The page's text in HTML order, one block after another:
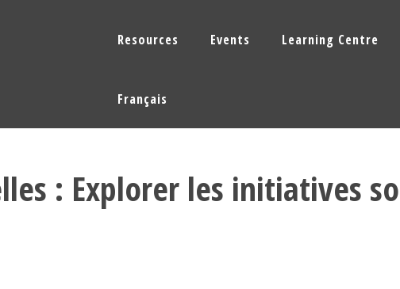
Resources Events Learning Centre
Français
: Explorer les initiatives